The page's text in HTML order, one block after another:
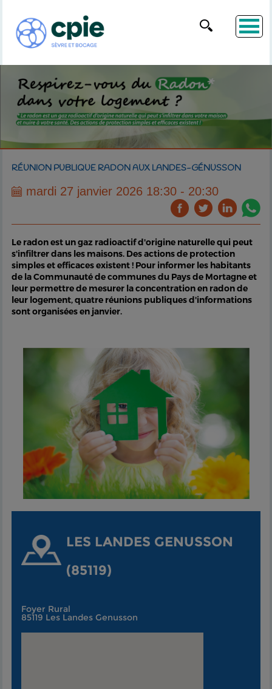
RÉUNION PUBLIQUE RADON AUX LANDES-GÉNUSSON
mardi 27 janvier 2026 18:30 - 20:30
Le radon est un gaz radioactif d'origine naturelle qui peut
s'infiltrer dans les maisons. Des actions de protection
simples et efficaces existent ! Pour informer les habitants
de la Communauté de communes du Pays de Mortagne et
leur permettre de mesurer la concentration en radon de
leur logement, quatre réunions publiques d'informations
sont organisées en janvier.
LES LANDES GENUSSON
(85119)
Foyer Rural
85119 Les Landes Genusson